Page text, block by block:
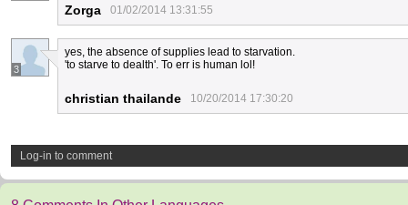
Zorga 01/02/2014 13:31:55
3
yes, the absence of supplies lead to starvation.
'to starve to dealth'. To err is human lol!
christian thailande 10/20/2014 17:30:20
Log-in to comment